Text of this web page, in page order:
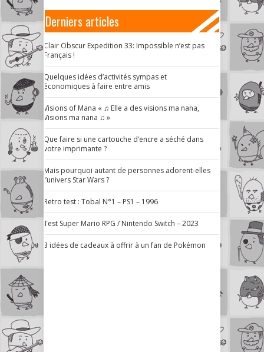
Derniers articles
Clair Obscur Expedition 33: Impossible n’est pas
Français !
Quelques idées d’activités sympas et
économiques à faire entre amis
Visions of Mana « ♫ Elle a des visions ma nana,
Visions ma nana ♫ »
Que faire si une cartouche d’encre a séché dans
votre imprimante ?
Mais pourquoi autant de personnes adorent-elles
l’univers Star Wars ?
Retro test : Tobal N°1 – PS1 – 1996
Test Super Mario RPG / Nintendo Switch – 2023
3 idées de cadeaux à offrir à un fan de Pokémon